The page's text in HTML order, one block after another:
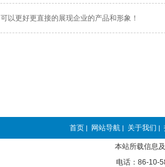
以更好更直接的展现企业的产品和形象！
首页 | 网站导航 | 关于我们 |
本站所载信息
电话：86-10-